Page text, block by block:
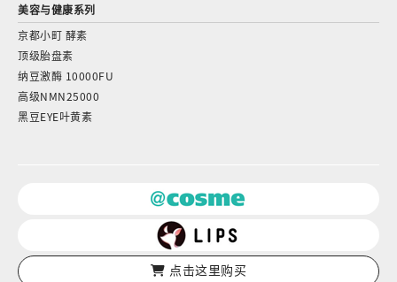
美容与健康系列
京都小町 酵素
顶级胎盘素
纳豆激酶 10000FU
高级NMN25000
黑豆EYE叶黄素
点击这里购买